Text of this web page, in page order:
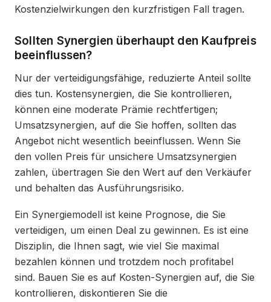
Kostenzielwirkungen den kurzfristigen Fall tragen.
Sollten Synergien überhaupt den Kaufpreis
beeinflussen?
Nur der verteidigungsfähige, reduzierte Anteil sollte
dies tun. Kostensynergien, die Sie kontrollieren,
können eine moderate Prämie rechtfertigen;
Umsatzsynergien, auf die Sie hoffen, sollten das
Angebot nicht wesentlich beeinflussen. Wenn Sie
den vollen Preis für unsichere Umsatzsynergien
zahlen, übertragen Sie den Wert auf den Verkäufer
und behalten das Ausführungsrisiko.
Ein Synergiemodell ist keine Prognose, die Sie
verteidigen, um einen Deal zu gewinnen. Es ist eine
Disziplin, die Ihnen sagt, wie viel Sie maximal
bezahlen können und trotzdem noch profitabel
sind. Bauen Sie es auf Kosten-Synergien auf, die Sie
kontrollieren, diskontieren Sie die